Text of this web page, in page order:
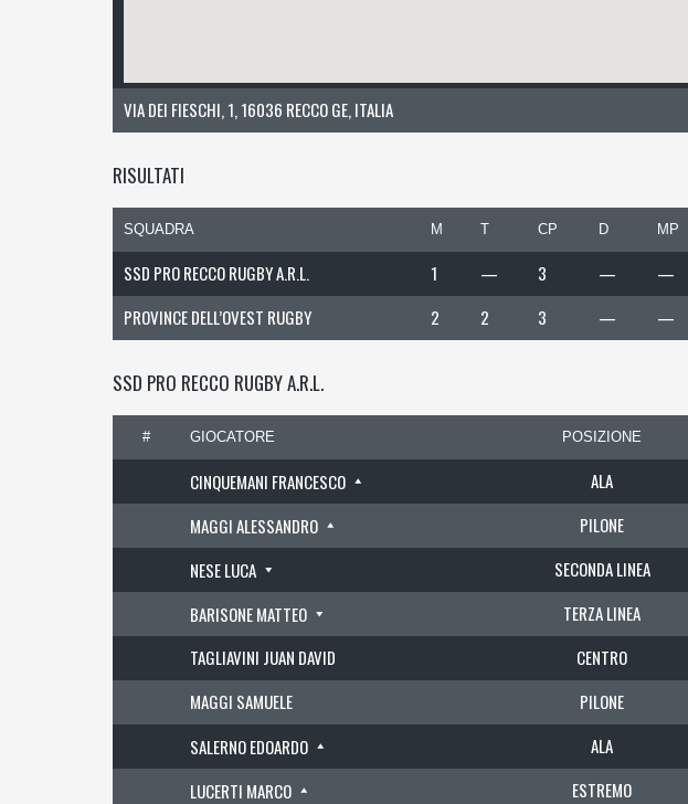
VIA DEI FIESCHI, 1, 16036 RECCO GE, ITALIA
RISULTATI
SQUADRA M T CP D MP
SSD PRO RECCO RUGBY A.R.L. 1 — 3 — —
PROVINCE DELL’OVEST RUGBY
2 2 3 — —
SSD PRO RECCO RUGBY A.R.L.
# GIOCATORE POSIZIONE
CINQUEMANI FRANCESCO ALA
MAGGI ALESSANDRO
PILONE
NESE LUCA
SECONDA LINEA
BARISONE MATTEO
TERZA LINEA
TAGLIAVINI JUAN DAVID
CENTRO
MAGGI SAMUELE
PILONE
SALERNO EDOARDO
ALA
LUCERTI MARCO
ESTREMO